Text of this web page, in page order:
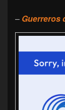
– Guerreros